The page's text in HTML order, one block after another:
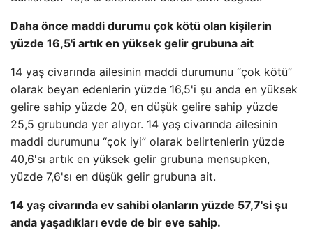
Daha önce maddi durumu çok kötü olan kişilerin
yüzde 16,5'i artık en yüksek gelir grubuna ait
14 yaş civarında ailesinin maddi durumunu “çok kötü”
olarak beyan edenlerin yüzde 16,5'i şu anda en yüksek
gelire sahip yüzde 20, en düşük gelire sahip yüzde
25,5 grubunda yer alıyor. 14 yaş civarında ailesinin
maddi durumunu “çok iyi” olarak belirtenlerin yüzde
40,6'sı artık en yüksek gelir grubuna mensupken,
yüzde 7,6'sı en düşük gelir grubuna ait.
14 yaş civarında ev sahibi olanların yüzde 57,7'si şu
anda yaşadıkları evde de bir eve sahip.